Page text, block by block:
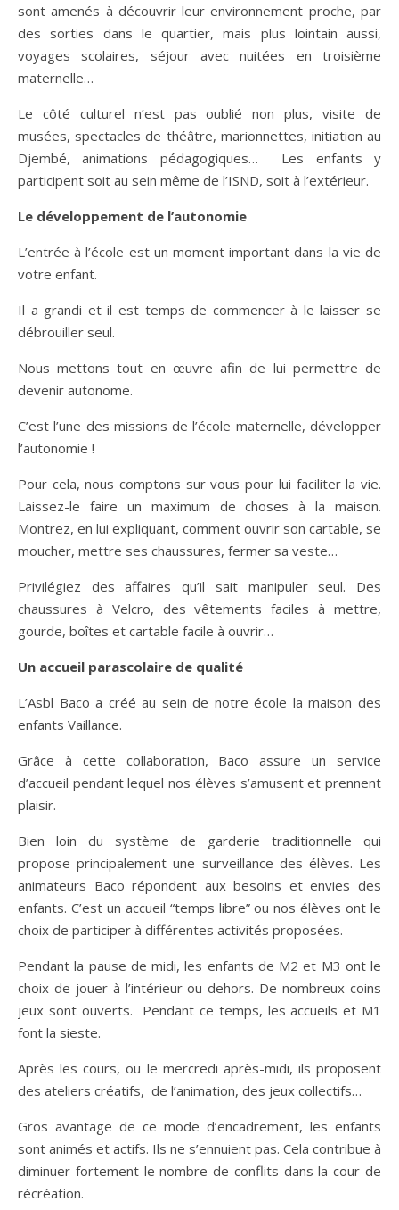
sont amenés à découvrir leur environnement proche, par
des sorties dans le quartier, mais plus lointain aussi,
voyages scolaires, séjour avec nuitées en troisième
maternelle…
Le côté culturel n’est pas oublié non plus, visite de
musées, spectacles de théâtre, marionnettes, initiation au
Djembé, animations pédagogiques… Les enfants y
participent soit au sein même de l’ISND, soit à l’extérieur.
Le développement de l’autonomie
L’entrée à l’école est un moment important dans la vie de
votre enfant.
Il a grandi et il est temps de commencer à le laisser se
débrouiller seul.
Nous mettons tout en œuvre afin de lui permettre de
devenir autonome.
C’est l’une des missions de l’école maternelle, développer
l’autonomie !
Pour cela, nous comptons sur vous pour lui faciliter la vie.
Laissez-le faire un maximum de choses à la maison.
Montrez, en lui expliquant, comment ouvrir son cartable, se
moucher, mettre ses chaussures, fermer sa veste…
Privilégiez des affaires qu’il sait manipuler seul. Des
chaussures à Velcro, des vêtements faciles à mettre,
gourde, boîtes et cartable facile à ouvrir…
Un accueil parascolaire de qualité
L’Asbl Baco a créé au sein de notre école la maison des
enfants Vaillance.
Grâce à cette collaboration, Baco assure un service
d’accueil pendant lequel nos élèves s’amusent et prennent
plaisir.
Bien loin du système de garderie traditionnelle qui
propose principalement une surveillance des élèves. Les
animateurs Baco répondent aux besoins et envies des
enfants. C’est un accueil “temps libre” ou nos élèves ont le
choix de participer à différentes activités proposées.
Pendant la pause de midi, les enfants de M2 et M3 ont le
choix de jouer à l’intérieur ou dehors. De nombreux coins
jeux sont ouverts. Pendant ce temps, les accueils et M1
font la sieste.
Après les cours, ou le mercredi après-midi, ils proposent
des ateliers créatifs, de l’animation, des jeux collectifs…
Gros avantage de ce mode d’encadrement, les enfants
sont animés et actifs. Ils ne s’ennuient pas. Cela contribue à
diminuer fortement le nombre de conflits dans la cour de
récréation.